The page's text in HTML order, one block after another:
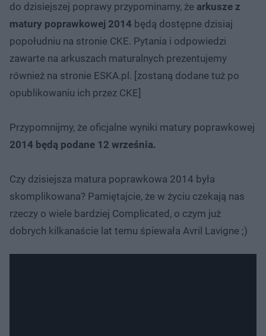
do dzisiejszej poprawy przypominamy, że arkusze z
matury poprawkowej 2014 będą dostępne dzisiaj
popołudniu na stronie CKE. Pytania i odpowiedzi
zawarte na arkuszach maturalnych prezentujemy
również na stronie ESKA.pl. [zostaną dodane tuż po
opublikowaniu ich przez CKE]
Przypomnijmy, że oficjalne wyniki matury poprawkowej
2014 będą podane 12 września.
Czy dzisiejsza matura poprawkowa 2014 była
skomplikowana? Pamiętajcie, że w życiu czekają nas
rzeczy o wiele bardziej Complicated, o czym już
dobrych kilkanaście lat temu śpiewała Avril Lavigne ;)